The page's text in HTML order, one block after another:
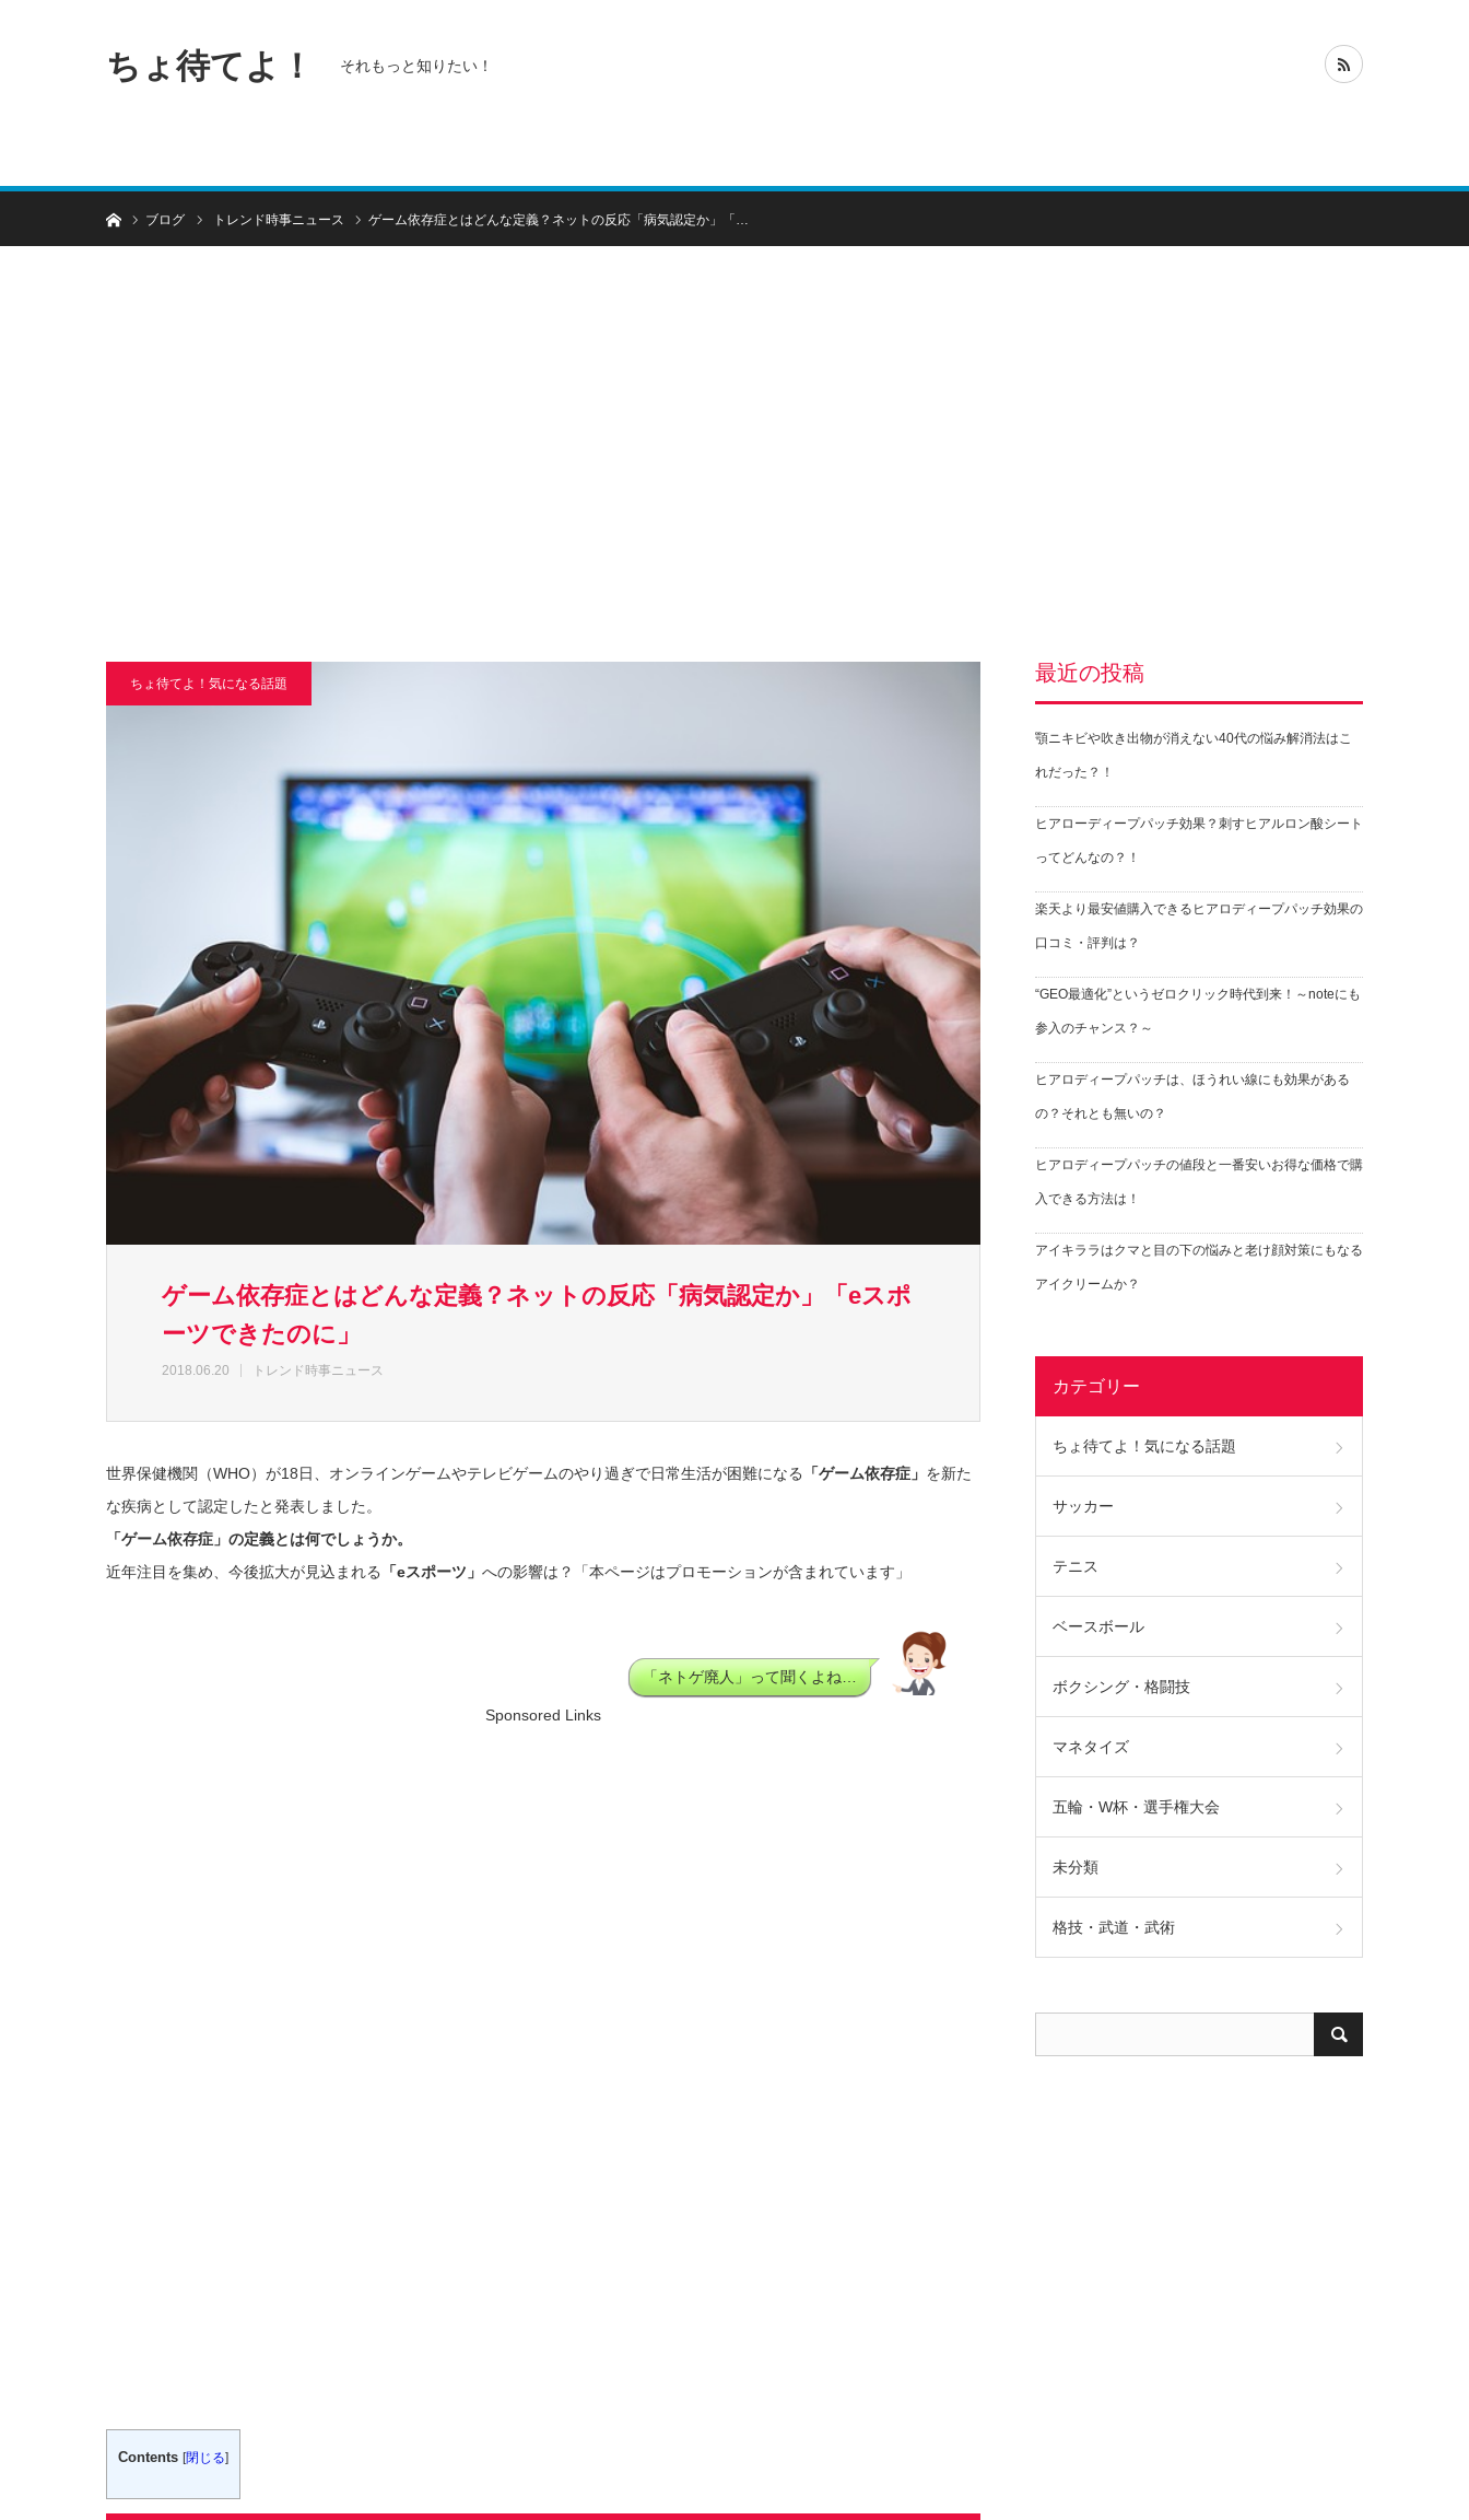
ちょ待てよ！ それもっと知りたい！
ホームブログ トレンド時事ニュース ゲーム依存症とはどんな定義？ネットの反応「病気認定か」「…
ちょ待てよ！気になる話題
ゲーム依存症とはどんな定義？ネットの反応「病気認定か」「eスポ
ーツできたのに」
2018.06.20 トレンド時事ニュース
世界保健機関（WHO）が18日、オンラインゲームやテレビゲームのやり過ぎで日常生活が困難になる 「ゲーム依存症」 を新た
な疾病として認定したと発表しました。
「ゲーム依存症」の定義とは何でしょうか。
近年注目を集め、今後拡大が見込まれる
「eスポーツ」 への影響は？「本ページはプロモーションが含まれています」
「ネトゲ廃人」って聞くよね…
Sponsored Links
Contents [閉じる]
最近の投稿
顎ニキビや吹き出物が消えない40代の悩み解消法はこ
れだった？！
ヒアローディープパッチ効果？刺すヒアルロン酸シート
ってどんなの？！
楽天より最安値購入できるヒアロディープパッチ効果の
口コミ・評判は？
“GEO最適化”というゼロクリック時代到来！～noteにも
参入のチャンス？～
ヒアロディープパッチは、ほうれい線にも効果がある
の？それとも無いの？
ヒアロディープパッチの値段と一番安いお得な価格で購
入できる方法は！
アイキララはクマと目の下の悩みと老け顔対策にもなる
アイクリームか？
カテゴリー
ちょ待てよ！気になる話題
サッカー
テニス
ベースボール
ボクシング・格闘技
マネタイズ
五輪・W杯・選手権大会
未分類
格技・武道・武術